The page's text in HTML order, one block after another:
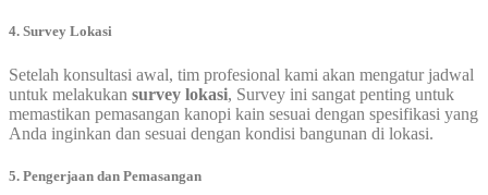
4. Survey Lokasi
Setelah konsultasi awal, tim profesional kami akan mengatur jadwal
untuk melakukan survey lokasi, Survey ini sangat penting untuk
memastikan pemasangan kanopi kain sesuai dengan spesifikasi yang
Anda inginkan dan sesuai dengan kondisi bangunan di lokasi.
5. Pengerjaan dan Pemasangan